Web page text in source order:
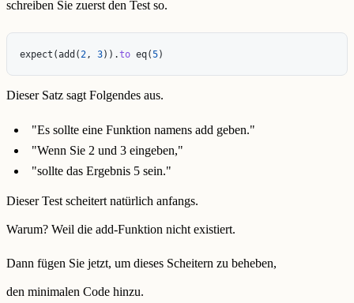
schreiben Sie zuerst den Test so.
expect (add (2, 3)).to eq(5)
Dieser Satz sagt Folgendes aus.
"Es sollte eine Funktion namens add geben."
"Wenn Sie 2 und 3 eingeben,"
"sollte das Ergebnis 5 sein."
Dieser Test scheitert natürlich anfangs.
Warum? Weil die add-Funktion nicht existiert.
Dann fügen Sie jetzt, um dieses Scheitern zu beheben,
den minimalen Code hinzu.